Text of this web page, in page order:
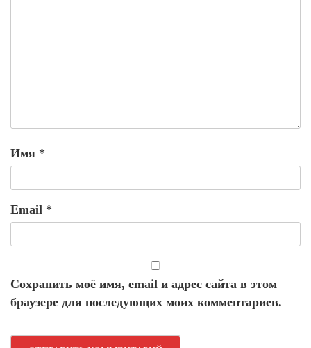
Имя *
Email *
Сохранить моё имя, email и адрес сайта в этом
браузере для последующих моих комментариев.